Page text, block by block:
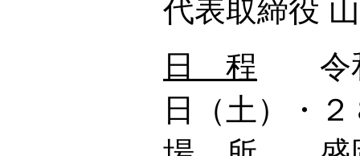
代表取締役
日 程 令
日（土）・